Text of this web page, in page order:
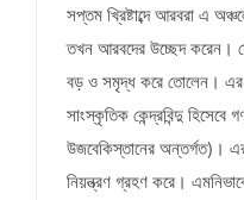
সপ্তম খ্রিষ্টাব্দে আরবরা এ
তখন আরবদের উচ্ছেদ করেন।
বড় ও সমৃদ্ধ করে তোলেন। এর
সাংস্কৃতিক কেন্দ্রবিন্দু
উজবেকিস্তানের অন্তর্গত)।
নিয়ন্ত্রণ গ্রহণ করে।